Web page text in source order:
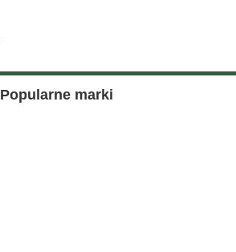
Popularne marki